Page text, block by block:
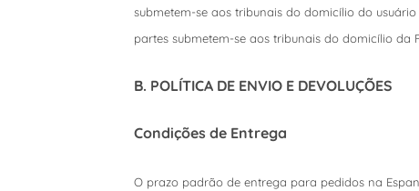
submetem-se aos tribunais do domicílio do
partes submetem-se aos tribunais do domicílio da
B. POLÍTICA DE ENVIO E DEVOLUÇÕES
Condições de Entrega
O prazo padrão de entrega para pedidos na